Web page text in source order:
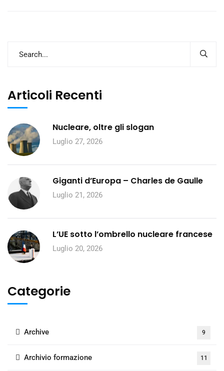
Articoli Recenti
Nucleare, oltre gli slogan
Luglio 27, 2026
Giganti d’Europa – Charles de Gaulle
Luglio 21, 2026
L’UE sotto l’ombrello nucleare francese
Luglio 20, 2026
Categorie
Archive 9
Archivio formazione 11